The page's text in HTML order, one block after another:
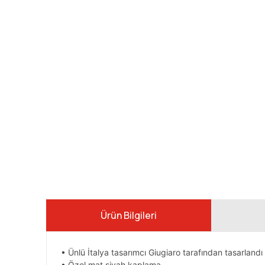
Ürün Bilgileri
• Ünlü İtalya tasarımcı Giugiaro tarafından tasarlandı